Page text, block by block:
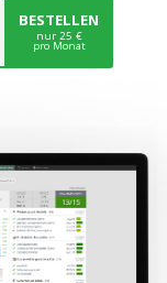
BESTELLEN
nur 25 €
pro Monat